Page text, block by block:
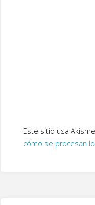
Este sitio usa
cómo se procesan